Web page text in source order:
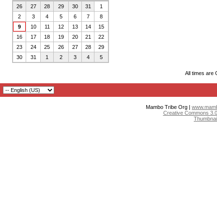
26
27 28 29 30 31
1
2
3 4 5 6 7
8
9
10 11 12 13 14
15
16
17 18 19 20 21
22
23
24 25 26 27 28
29
30
31 1 2 3 4 5
All times are
Mambo Tribe Org |
Creative Commons